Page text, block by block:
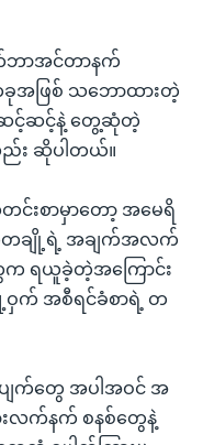
ဘာအင်တာနက်
ခုအဖြစ် သဘောထားတဲ့
င့်ဆင့်နဲ့ တွေ့ဆုံတဲ့
း ဆိုပါတယ်။
တင်းစာမှာတော့ အမေရိ
တချို့ရဲ့ အချက်အလက်
ရယူခဲ့တဲ့အကြောင်း
က် အစီရင်ခံစာရဲ့ တ
ျက်တွေ အပါအဝင် အ
းလက်နက် စနစ်တွေနဲ့